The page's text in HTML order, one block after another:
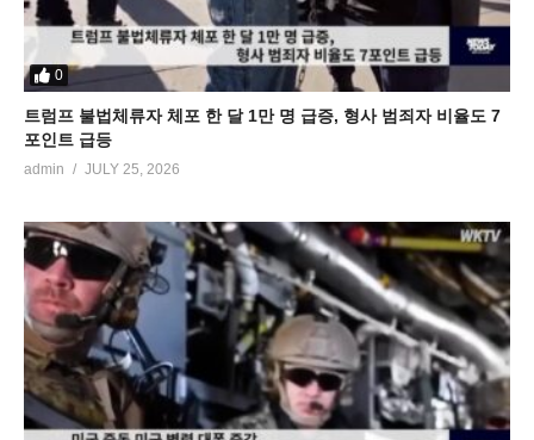
0
트럼프 불법체류자 체포 한 달 1만 명 급증, 형사 범죄자 비율도 7
포인트 급등
admin JULY 25, 2026